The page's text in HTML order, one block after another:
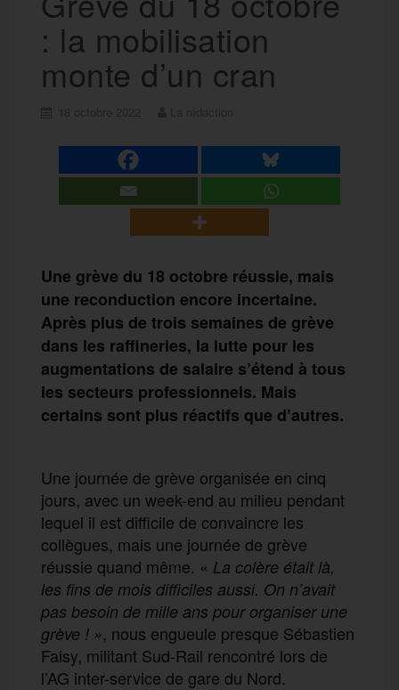
: la mobilisation
monte d’un cran
Une grève du 18 octobre réussie, mais
une reconduction encore incertaine.
Après plus de trois semaines de grève
dans les raffineries, la lutte pour les
augmentations de salaire s’étend à tous
les secteurs professionnels. Mais
certains sont plus réactifs que d’autres.
Une journée de grève organisée en cinq
jours, avec un week-end au milieu pendant
lequel il est difficile de convaincre les
collègues, mais une journée de grève
réussie quand même. « La colère était là,
les fins de mois difficiles aussi. On n’avait
pas besoin de mille ans pour organiser une
grève ! », nous engueule presque Sébastien
Faisy, militant Sud-Rail rencontré lors de
l’AG inter-service de gare du Nord.